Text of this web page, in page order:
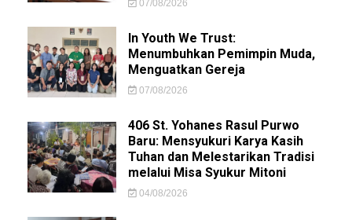
07/08/2026
In Youth We Trust:
Menumbuhkan Pemimpin Muda,
Menguatkan Gereja
07/08/2026
406 St. Yohanes Rasul Purwo
Baru: Mensyukuri Karya Kasih
Tuhan dan Melestarikan Tradisi
melalui Misa Syukur Mitoni
04/08/2026